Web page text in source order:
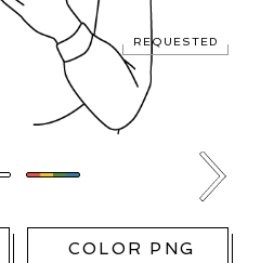
REQUESTED
COLOR PNG